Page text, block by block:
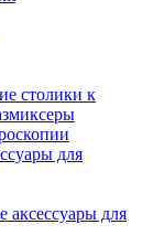
столики к
для
аксессуары для